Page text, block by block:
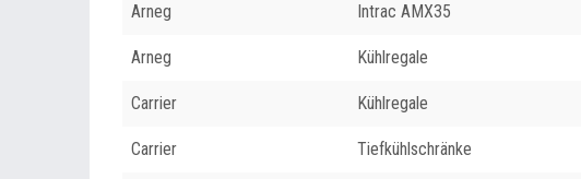
Arneg Intrac AMX35
Arneg Kühlregale
Carrier Kühlregale
Carrier Tiefkühlschränke